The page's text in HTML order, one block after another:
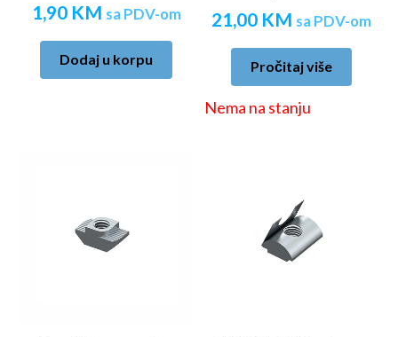
1,90 KM sa PDV-om
Dodaj u korpu
21,00 KM sa PDV-om
Pročitaj više
Nema na stanju